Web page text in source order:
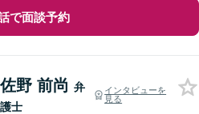
で面談予約
佐野 前尚 弁
護士
インタビューを
見る